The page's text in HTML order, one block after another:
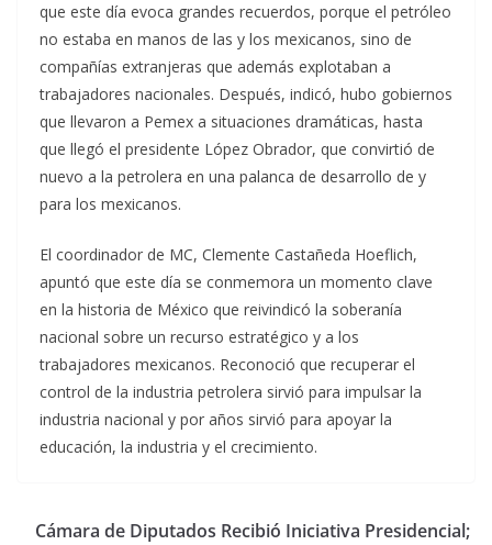
que este día evoca grandes recuerdos, porque el petróleo
no estaba en manos de las y los mexicanos, sino de
compañías extranjeras que además explotaban a
trabajadores nacionales. Después, indicó, hubo gobiernos
que llevaron a Pemex a situaciones dramáticas, hasta
que llegó el presidente López Obrador, que convirtió de
nuevo a la petrolera en una palanca de desarrollo de y
para los mexicanos.
El coordinador de MC, Clemente Castañeda Hoeflich,
apuntó que este día se conmemora un momento clave
en la historia de México que reivindicó la soberanía
nacional sobre un recurso estratégico y a los
trabajadores mexicanos. Reconoció que recuperar el
control de la industria petrolera sirvió para impulsar la
industria nacional y por años sirvió para apoyar la
educación, la industria y el crecimiento.
Cámara de Diputados Recibió Iniciativa Presidencial;